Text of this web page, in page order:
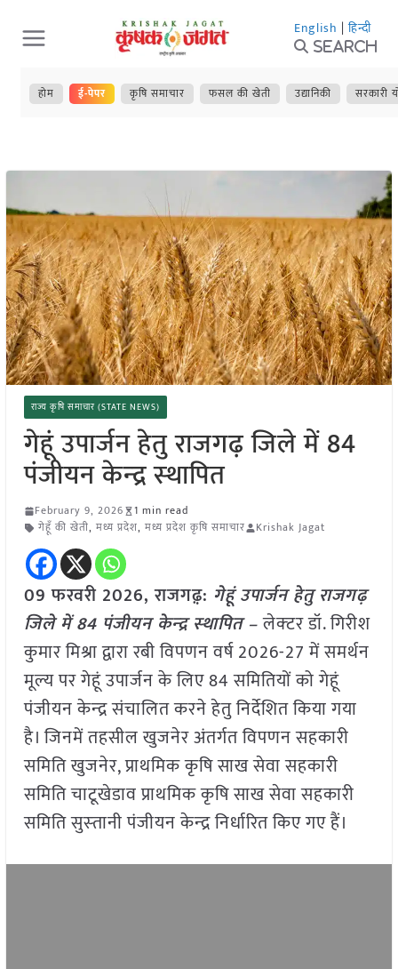
Skip
to
content
English | हिन्दी
Search
होम ई-पेपर कृषि समाचार फसल की खेती उद्यानिकी सरकारी
राज्य कृषि समाचार (STATE NEWS)
गेहूं उपार्जन हेतु राजगढ़ जिले में 84
पंजीयन केन्‍द्र स्‍थापित
February 9, 2026
1 min read
गेहूँ की खेती, मध्य प्रदेश, मध्य प्रदेश कृषि समाचार Krishak Jagat
09 फरवरी 2026,राजगढ़़: गेहूं उपार्जन हेतु राजगढ़
जिले में 84 पंजीयन केन्‍द्र स्‍थापित –लेक्‍टर डॉ. गिरीश
कुमार मिश्रा द्वारा रबी विपणन वर्ष 2026-27 में समर्थन
मूल्य पर गेहूं उपार्जन के लिए 84 समितियों को गेहूं
पंजीयन केन्‍द्र संचालित करने हेतु निर्देशित किया गया
है। जिनमें तहसील खुजनेर अंतर्गत विपणन सहकारी
समिति खुजनेर, प्राथमिक कृषि साख सेवा सहकारी
समिति चाटूखेडाव प्राथमिक कृषि साख सेवा सहकारी
समिति सुस्‍तानी पंजीयन केन्‍द्र निर्धारित किए गए हैं।